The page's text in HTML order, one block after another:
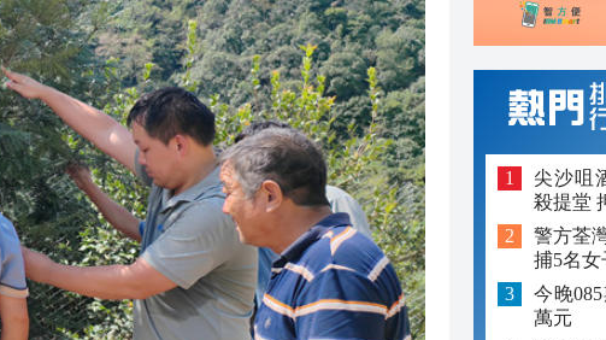
尖沙咀
殺提堂
警方荃
捕5名女
今晚
萬元